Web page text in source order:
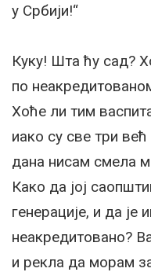
у Србији!“
Куку! Шта ћу сад?
по
Хоће ли тим
иако су све три већ
дана нисам смела
Како да јој
генерације, и да је
неакредитовано?
и рекла да морам